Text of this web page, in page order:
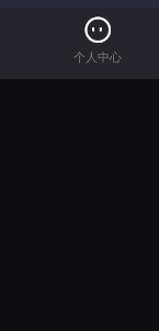
个人中心